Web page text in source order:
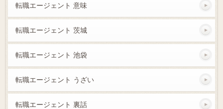
転職エージェント 意味
転職エージェント 茨城
転職エージェント 池袋
転職エージェント うざい
転職エージェント 裏話